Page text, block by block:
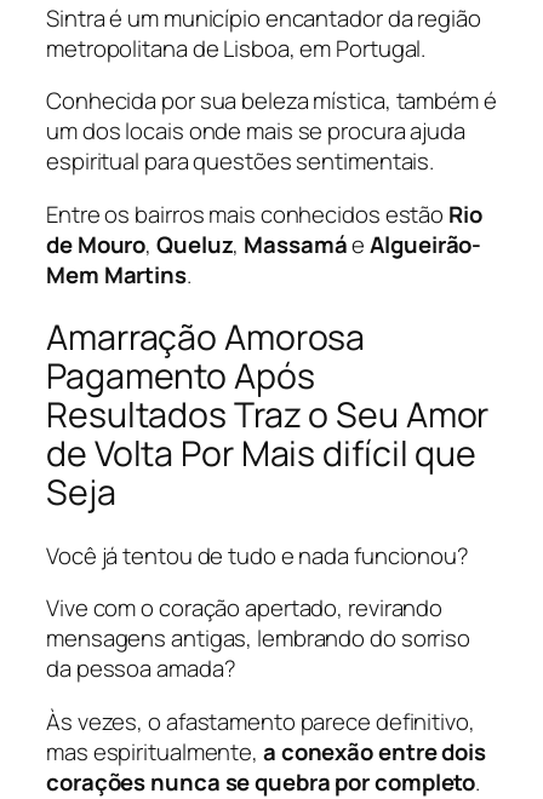
Sintra é um município encantador da região
metropolitana de Lisboa, em Portugal.
Conhecida por sua beleza mística, também é
um dos locais onde mais se procura ajuda
espiritual para questões sentimentais.
Entre os bairros mais conhecidos estão Rio
de Mouro,Queluz, MassamáeAlgueirão-
Mem Martins.
Amarração Amorosa
Pagamento Após
Resultados Traz o Seu Amor
de Volta Por Mais difícil que
Seja
Você já tentou de tudo e nada funcionou?
Vive com o coração apertado, revirando
mensagens antigas, lembrando do sorriso
da pessoa amada?
Às vezes, o afastamento parece definitivo,
mas espiritualmente, a conexão entre dois
corações nunca se quebra por completo.